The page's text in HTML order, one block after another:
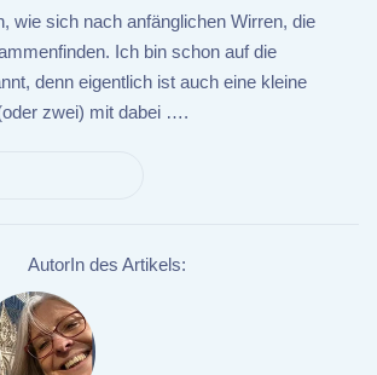
wie sich nach anfänglichen Wirren, die
Ich bin schon auf die
denn eigentlich ist auch eine kleine
zwei) mit dabei ….
AutorIn des Artikels: